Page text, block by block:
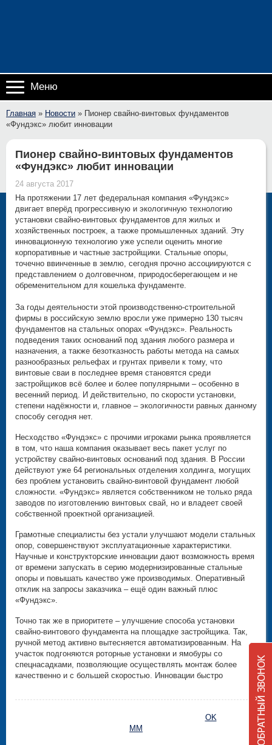
Меню
Главная » Новости » Пионер свайно-винтовых фундаментов
«Фундэкс» любит инновации
Пионер свайно-винтовых фундаментов
«Фундэкс» любит инновации
24 августа 2017
На протяжении 17 лет федеральная компания «Фундэкс»
двигает вперёд прогрессивную и экологичную технологию
установки свайно-винтовых фундаментов для жилых и
хозяйственных построек, а также промышленных зданий. Эту
инновационную технологию уже успели оценить многие
корпоративные и частные застройщики. Стальные опоры,
точечно ввинченные в землю, сегодня прочно ассоциируются с
представлением о долговечном, природосберегающем и не
обременительном для кошелька фундаменте.
За годы деятельности этой производственно-строительной
фирмы в российскую землю вросли уже примерно 130 тысяч
фундаментов на стальных опорах «Фундэкс». Реальность
подведения таких оснований под здания любого размера и
назначения, а также безотказность работы метода на самых
разнообразных рельефах и грунтах привели к тому, что
винтовые сваи в последнее время становятся среди
застройщиков всё более и более популярными – особенно в
весенний период. И действительно, по скорости установки,
степени надёжности и, главное – экологичности равных данному
способу сегодня нет.
Несходство «Фундэкс» с прочими игроками рынка проявляется
в том, что наша компания оказывает весь пакет услуг по
устройству свайно-винтовых оснований под здания. В России
действуют уже 64 региональных отделения холдинга, могущих
без проблем установить свайно-винтовой фундамент любой
сложности. «Фундэкс» является собственником не только ряда
заводов по изготовлению винтовых свай, но и владеет своей
собственной проектной организацией.
Грамотные специалисты без устали улучшают модели стальных
опор, совершенствуют эксплуатационные характеристики.
Научные и конструкторские инновации дают возможность время
от времени запускать в серию модернизированные стальные
опоры и повышать качество уже производимых. Оперативный
отклик на запросы заказчика – ещё один важный плюс
«Фундэкс».
Точно так же в приоритете – улучшение способа установки
свайно-винтового фундамента на площадке застройщика. Так,
ручной метод активно вытесняется автоматизированным. На
участок подгоняются роторные установки и ямобуры со
спецнасадками, позволяющие осуществлять монтаж более
качественно и с большей скоростью. Инновации быстро
OK
MM